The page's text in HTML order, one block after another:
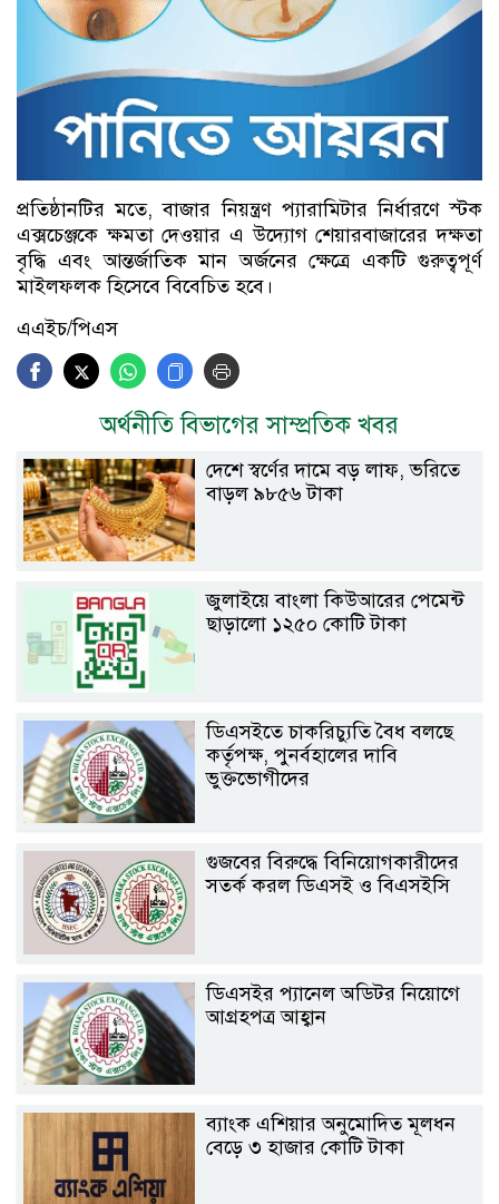
প্রতিষ্ঠানটির মতে, বাজার নিয়ন্ত্রণ প্যারামিটার নির্ধারণে স্টক
এক্সচেঞ্জকে ক্ষমতা দেওয়ার এ উদ্যোগ শেয়ারবাজারের দক্ষতা
বৃদ্ধি এবং আন্তর্জাতিক মান অর্জনের ক্ষেত্রে একটি গুরুত্বপূর্ণ
মাইলফলক হিসেবে বিবেচিত হবে।
এএইচ/পিএস
অর্থনীতি বিভাগের সাম্প্রতিক খবর
দেশে স্বর্ণের দামে বড় লাফ, ভরিতে
বাড়ল ৯৮৫৬ টাকা
জুলাইয়ে বাংলা কিউআরের পেমেন্ট
ছাড়ালো ১২৫০ কোটি টাকা
ডিএসইতে চাকরিচ্যুতি বৈধ বলছে
কর্তৃপক্ষ, পুনর্বহালের দাবি
ভুক্তভোগীদের
গুজবের বিরুদ্ধে বিনিয়োগকারীদের
সতর্ক করল ডিএসই ও বিএসইসি
ডিএসইর প্যানেল অডিটর নিয়োগে
আগ্রহপত্র আহ্বান
ব্যাংক এশিয়ার অনুমোদিত মূলধন
বেড়ে ৩ হাজার কোটি টাকা